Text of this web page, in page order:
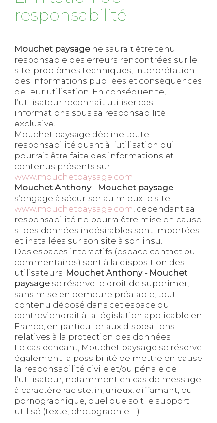
responsabilité
Mouchet paysage ne saurait être tenu
responsable des erreurs rencontrées sur le
site, problèmes techniques, interprétation
des informations publiées et conséquences
de leur utilisation. En conséquence,
l’utilisateur reconnaît utiliser ces
informations sous sa responsabilité
exclusive.
Mouchet paysage décline toute
responsabilité quant à l’utilisation qui
pourrait être faite des informations et
contenus présents sur
www.mouchetpaysage.com.
Mouchet Anthony - Mouchet paysage -
s’engage à sécuriser au mieux le site
www.mouchetpaysage.com, cependant sa
responsabilité ne pourra être mise en cause
si des données indésirables sont importées
et installées sur son site à son insu.
Des espaces interactifs (espace contact ou
commentaires) sont à la disposition des
utilisateurs. Mouchet Anthony - Mouchet
paysage se réserve le droit de supprimer,
sans mise en demeure préalable, tout
contenu déposé dans cet espace qui
contreviendrait à la législation applicable en
France, en particulier aux dispositions
relatives à la protection des données.
Le cas échéant, Mouchet paysage se réserve
également la possibilité de mettre en cause
la responsabilité civile et/ou pénale de
l’utilisateur, notamment en cas de message
à caractère raciste, injurieux, diffamant, ou
pornographique, quel que soit le support
utilisé (texte, photographie …).